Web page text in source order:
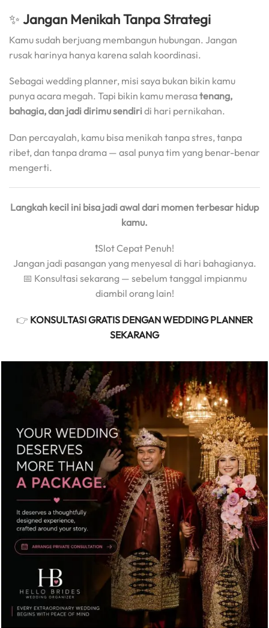
✨ Jangan Menikah Tanpa Strategi
Kamu sudah berjuang membangun hubungan. Jangan
rusak harinya hanya karena salah koordinasi.
Sebagai wedding planner, misi saya bukan bikin kamu
punya acara megah. Tapi bikin kamu merasatenang,
bahagia, dan jadi dirimu sendiridi hari pernikahan.
Dan percayalah, kamu bisa menikah tanpa stres, tanpa
ribet, dan tanpa drama — asal punya tim yang benar-benar
mengerti.
Langkah kecil ini bisa jadi awal dari momen terbesar hidup
kamu.
❗Slot Cepat Penuh!
Jangan jadi pasangan yang menyesal di hari bahagianya.
📅 Konsultasi sekarang — sebelum tanggal impianmu
diambil orang lain!
👉 KONSULTASI GRATIS DENGAN WEDDING PLANNER
SEKARANG